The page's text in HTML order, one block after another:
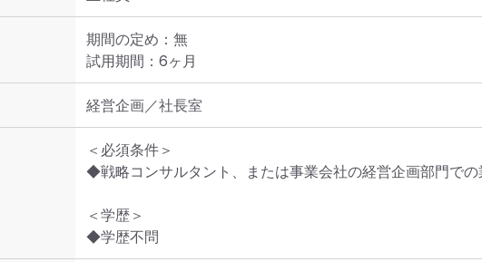
期間の定め：無
試用期間：6ヶ月
経営企画／社長室
＜必須条件＞
◆戦略コンサルタント、または事業会社の経営企画部門での
＜学歴＞
◆学歴不問